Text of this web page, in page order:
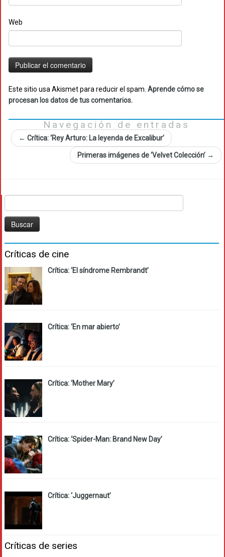
Web
Este sitio usa Akismet para reducir el spam. Aprende cómo se
procesan los datos de tus comentarios.
Navegación de entradas
← Crítica: ‘Rey Arturo: La leyenda de Excalibur’
Primeras imágenes de ‘Velvet Colección’ →
Críticas de cine
Crítica: ‘El síndrome Rembrandt’
Crítica: ‘En mar abierto’
Crítica: ‘Mother Mary’
Crítica: ‘Spider-Man: Brand New Day’
Crítica: ‘Juggernaut’
Críticas de series